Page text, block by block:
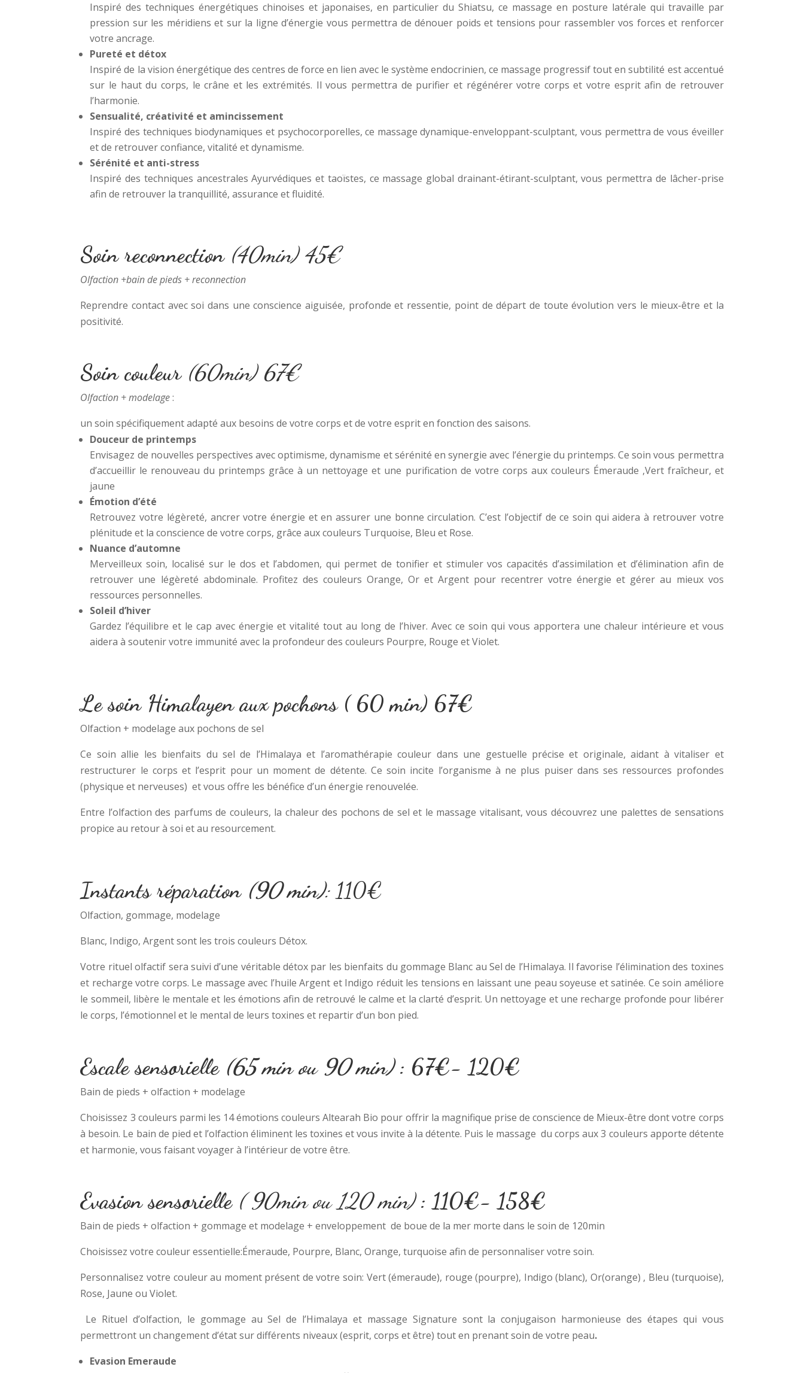
Inspiré des techniques énergétiques chinoises et japonaises, en particulier du Shiatsu, ce massage en posture latérale qui travaille par
pression sur les méridiens et sur la ligne d’énergie vous permettra de dénouer poids et tensions pour rassembler vos forces et renforcer
votre ancrage.
Pureté et détox
Inspiré de la vision énergétique des centres de force en lien avec le système endocrinien, ce massage progressif tout en subtilité est accentué
sur le haut du corps, le crâne et les extrémités. Il vous permettra de purifier et régénérer votre corps et votre esprit afin de retrouver
l’harmonie.
Sensualité, créativité et amincissement
Inspiré des techniques biodynamiques et psychocorporelles, ce massage dynamique-enveloppant-sculptant, vous permettra de vous éveiller
et de retrouver confiance, vitalité et dynamisme.
Sérénité et anti-stress
Inspiré des techniques ancestrales Ayurvédiques et taoïstes, ce massage global drainant-étirant-sculptant, vous permettra de lâcher-prise
afin de retrouver la tranquillité, assurance et fluidité.
Soin reconnection (40min) 45€
Olfaction +bain de pieds + reconnection
Reprendre contact avec soi dans une conscience aiguisée, profonde et ressentie, point de départ de toute évolution vers le mieux-être et la
positivité.
Soin couleur (60min) 67€
Olfaction + modelage:
un soin spécifiquement adapté aux besoins de votre corps et de votre esprit en fonction des saisons.
Douceur de printemps
Envisagez de nouvelles perspectives avec optimisme, dynamisme et sérénité en synergie avec l’énergie du printemps. Ce soin vous permettra
d’accueillir le renouveau du printemps grâce à un nettoyage et une purification de votre corps aux couleurs Émeraude ,Vert fraîcheur, et
jaune
Émotion d’été
Retrouvez votre légèreté, ancrer votre énergie et en assurer une bonne circulation. C’est l’objectif de ce soin qui aidera à retrouver votre
plénitude et la conscience de votre corps, grâce aux couleurs Turquoise, Bleu et Rose.
Nuance d’automne
Merveilleux soin, localisé sur le dos et l’abdomen, qui permet de tonifier et stimuler vos capacités d’assimilation et d’élimination afin de
retrouver une légèreté abdominale. Profitez des couleurs Orange, Or et Argent pour recentrer votre énergie et gérer au mieux vos
ressources personnelles.
Soleil d’hiver
Gardez l’équilibre et le cap avec énergie et vitalité tout au long de l’hiver. Avec ce soin qui vous apportera une chaleur intérieure et vous
aidera à soutenir votre immunité avec la profondeur des couleurs Pourpre, Rouge et Violet.
Le soin Himalayen aux pochons ( 60 min) 67€
Olfaction + modelage aux pochons de sel
Ce soin allie les bienfaits du sel de l’Himalaya et l’aromathérapie couleur dans une gestuelle précise et originale, aidant à vitaliser et
restructurer le corps et l’esprit pour un moment de détente. Ce soin incite l’organisme à ne plus puiser dans ses ressources profondes
(physique et nerveuses) et vous offre les bénéfice d’un énergie renouvelée.
Entre l’olfaction des parfums de couleurs, la chaleur des pochons de sel et le massage vitalisant, vous découvrez une palettes de sensations
propice au retour à soi et au resourcement.
Instants réparation(90 min):110€
Olfaction, gommage, modelage
Blanc, Indigo, Argent sont les trois couleurs Détox.
Votre rituel olfactif sera suivi d’une véritable détox par les bienfaits du gommage Blanc au Sel de l’Himalaya. Il favorise l’élimination des toxines
et recharge votre corps. Le massage avec l’huile Argent et Indigo réduit les tensions en laissant une peau soyeuse et satinée. Ce soin améliore
le sommeil, libère le mentale et les émotions afin de retrouvé le calme et la clarté d’esprit. Un nettoyage et une recharge profonde pour libérer
le corps, l’émotionnel et le mental de leurs toxines et repartir d’un bon pied.
Escale sensorielle (65 min ou 90 min): 67€- 120€
Bain de pieds + olfaction + modelage
Choisissez 3 couleurs parmi les 14 émotions couleurs Altearah Bio pour offrir la magnifique prise de conscience de Mieux-être dont votre corps
à besoin. Le bain de pied et l’olfaction éliminent les toxines et vous invite à la détente. Puis le massage du corps aux 3 couleurs apporte détente
et harmonie, vous faisant voyager à l’intérieur de votre être.
Evasion sensorielle ( 90min ou 120 min): 110€- 158€
Bain de pieds + olfaction + gommage et modelage + enveloppement de boue de la mer morte dans le soin de 120min
Choisissez votre couleur essentielle:Émeraude, Pourpre, Blanc, Orange, turquoise afin de personnaliser votre soin.
Personnalisez votre couleur au moment présent de votre soin: Vert (émeraude), rouge (pourpre), Indigo (blanc), Or(orange) , Bleu (turquoise),
Rose, Jaune ou Violet.
Le Rituel d’olfaction, le gommage au Sel de l’Himalaya et massage Signature sont la conjugaison harmonieuse des étapes qui vous
permettront un changement d’état sur différents niveaux (esprit, corps et être) tout en prenant soin de votre peau.
Evasion Emeraude